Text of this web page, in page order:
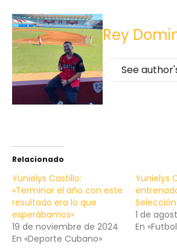
Rey
See
Relacionado
Yunielys Castillo:
«Terminar el año con este
resultado era lo que
esperábamos»
19 de noviembre de 2024
En «Deporte Cubano»
Yunielys
1 de
En